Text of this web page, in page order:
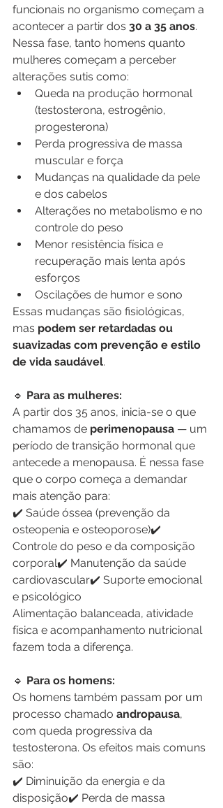
funcionais no organismo começam a
acontecer a partir dos 30 a 35 anos.
Nessa fase, tanto homens quanto
mulheres começam a perceber
alterações sutis como:
Queda na produção hormonal
(testosterona, estrogênio,
progesterona)
Perda progressiva de massa
muscular e força
Mudanças na qualidade da pele
e dos cabelos
Alterações no metabolismo e no
controle do peso
Menor resistência física e
recuperação mais lenta após
esforços
Oscilações de humor e sono
Essas mudanças são fisiológicas,
mas podem ser retardadas ou
suavizadas com prevenção e estilo
de vida saudável.
🔹 Para as mulheres:
A partir dos 35 anos, inicia-se o que
chamamos de perimenopausa — um
período de transição hormonal que
antecede a menopausa. É nessa fase
que o corpo começa a demandar
mais atenção para:
✔️ Saúde óssea (prevenção da
osteopenia e osteoporose)✔️
Controle do peso e da composição
corporal✔️ Manutenção da saúde
cardiovascular✔️ Suporte emocional
e psicológico
Alimentação balanceada, atividade
física e acompanhamento nutricional
fazem toda a diferença.
🔹 Para os homens:
Os homens também passam por um
processo chamado andropausa,
com queda progressiva da
testosterona. Os efeitos mais comuns
são:
✔️ Diminuição da energia e da
disposição✔️ Perda de massa